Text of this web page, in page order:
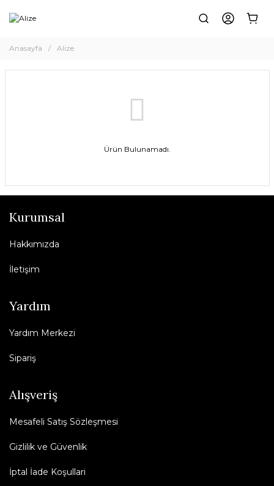
Anasayfa Alize
Ürün Bulunamadı.
Kurumsal
Hakkımızda
İletişim
Yardım
Yardım Merkezi
Sipariş
Alışveriş
Mesafeli Satış Sözleşmesi
Gizlilik ve Güvenlik
İptal İade Koşullari